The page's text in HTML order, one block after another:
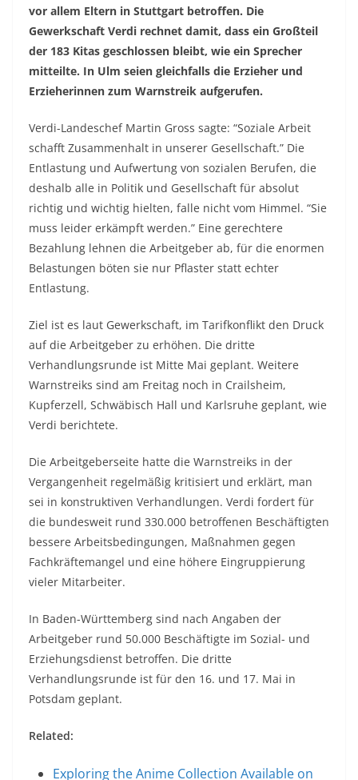
vor allem Eltern in Stuttgart betroffen. Die
Gewerkschaft Verdi rechnet damit, dass ein Großteil
der 183 Kitas geschlossen bleibt, wie ein Sprecher
mitteilte. In Ulm seien gleichfalls die Erzieher und
Erzieherinnen zum Warnstreik aufgerufen.
Verdi-Landeschef Martin Gross sagte: “Soziale Arbeit
schafft Zusammenhalt in unserer Gesellschaft.” Die
Entlastung und Aufwertung von sozialen Berufen, die
deshalb alle in Politik und Gesellschaft für absolut
richtig und wichtig hielten, falle nicht vom Himmel. “Sie
muss leider erkämpft werden.” Eine gerechtere
Bezahlung lehnen die Arbeitgeber ab, für die enormen
Belastungen böten sie nur Pflaster statt echter
Entlastung.
Ziel ist es laut Gewerkschaft, im Tarifkonflikt den Druck
auf die Arbeitgeber zu erhöhen. Die dritte
Verhandlungsrunde ist Mitte Mai geplant. Weitere
Warnstreiks sind am Freitag noch in Crailsheim,
Kupferzell, Schwäbisch Hall und Karlsruhe geplant, wie
Verdi berichtete.
Die Arbeitgeberseite hatte die Warnstreiks in der
Vergangenheit regelmäßig kritisiert und erklärt, man
sei in konstruktiven Verhandlungen. Verdi fordert für
die bundesweit rund 330.000 betroffenen Beschäftigten
bessere Arbeitsbedingungen, Maßnahmen gegen
Fachkräftemangel und eine höhere Eingruppierung
vieler Mitarbeiter.
In Baden-Württemberg sind nach Angaben der
Arbeitgeber rund 50.000 Beschäftigte im Sozial- und
Erziehungsdienst betroffen. Die dritte
Verhandlungsrunde ist für den 16. und 17. Mai in
Potsdam geplant.
Related:
Exploring the Anime Collection Available on